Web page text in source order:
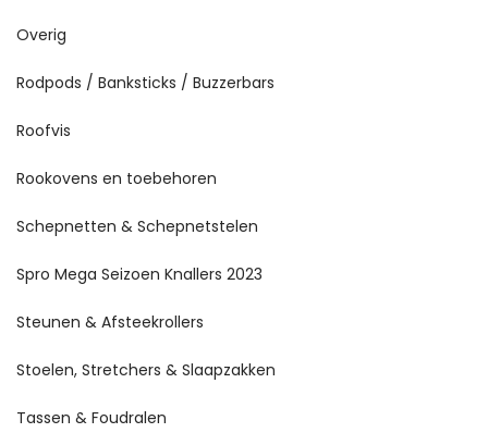
Overig
Rodpods / Banksticks / Buzzerbars
Roofvis
Rookovens en toebehoren
Schepnetten & Schepnetstelen
Spro Mega Seizoen Knallers 2023
Steunen & Afsteekrollers
Stoelen, Stretchers & Slaapzakken
Tassen & Foudralen